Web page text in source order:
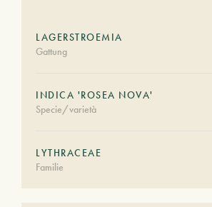
LAGERSTROEMIA
Gattung
INDICA 'ROSEA NOVA'
Specie/varietà
LYTHRACEAE
Familie